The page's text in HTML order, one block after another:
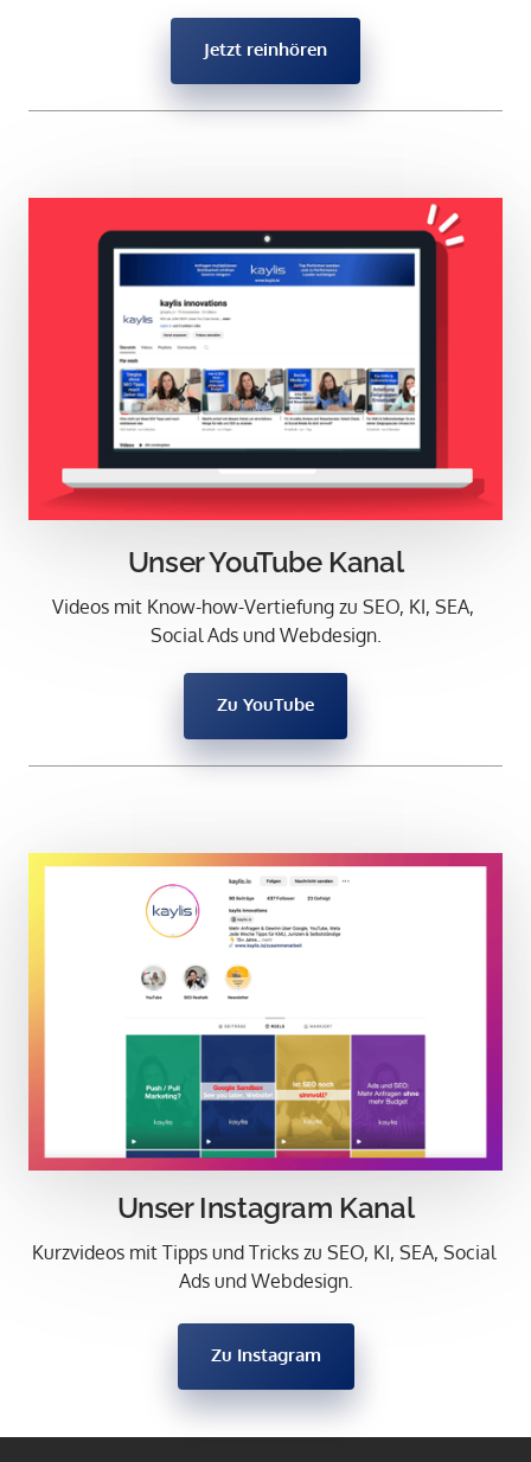
Jetzt reinhören
Unser YouTube Kanal
Videos mit Know-how-Vertiefung zu SEO, KI, SEA,
Social Ads und Webdesign.
Zu YouTube
Unser Instagram Kanal
Kurzvideos mit Tipps und Tricks zu SEO, KI, SEA, Social
Ads und Webdesign.
Zu Instagram